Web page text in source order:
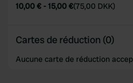
10,00 € -15,00 €(75,00 DKK)
Cartes de réduction (0)
Aucune carte de réduction